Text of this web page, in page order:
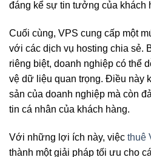
đáng kể sự tin tưởng của khách
Cuối cùng, VPS cung cấp một
với các dịch vụ hosting chia sẻ.
riêng biệt, doanh nghiệp có thể
vệ dữ liệu quan trọng. Điều này
sản của doanh nghiệp mà còn
tin cá nhân của khách hàng.
Với những lợi ích này, việc thuê
thành một giải pháp tối ưu cho